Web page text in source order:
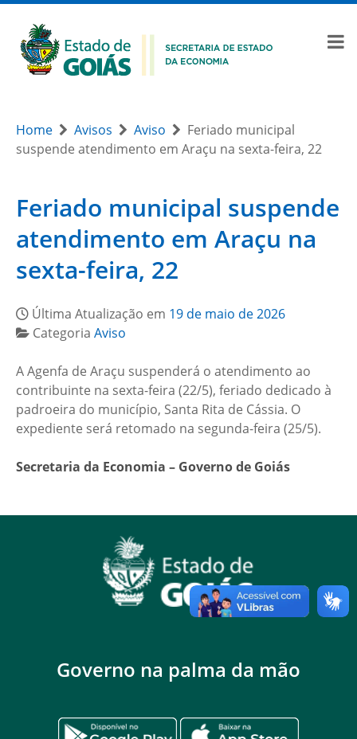
Home Avisos Aviso
Feriado municipal
suspende atendimento em Araçu na sexta-feira, 22
Feriado municipal suspende
atendimento em Araçu na
sexta-feira, 22
Última Atualização em 19 de maio de 2026
Categoria Aviso
A Agenfa de Araçu suspenderá o atendimento ao
contribuinte na sexta-feira (22/5), feriado dedicado à
padroeira do município, Santa Rita de Cássia. O
expediente será retomado na segunda-feira (25/5).
Secretaria da Economia – Governo de Goiás
Governo na palma da mão